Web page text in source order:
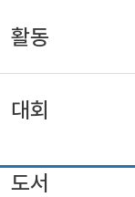
활동
대회
도서